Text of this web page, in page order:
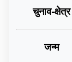
चुनाव-क्षेत्र
जन्म